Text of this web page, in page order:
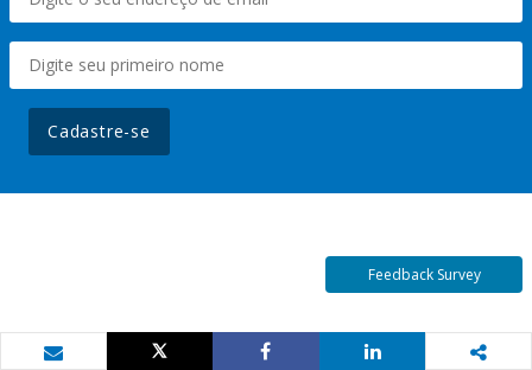
Cadastre-se
Feedback Survey